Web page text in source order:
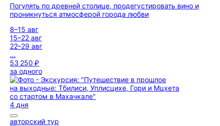
Погулять по древней столице, продегустировать вино и
проникнуться атмосферой города любви
8–15 авг
15–22 авг
22–29 авг
...
53 250 ₽
за одного
4 дня
авторский тур